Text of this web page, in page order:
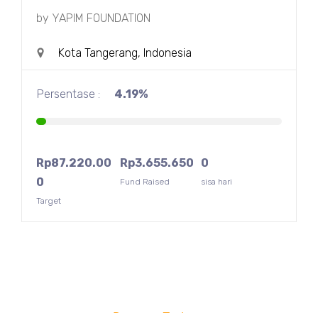
by YAPIM FOUNDATION
Kota Tangerang, Indonesia
Persentase : 4.19%
Rp87.220.00
0
Target
0
sisa hari
Rp3.655.650
Fund Raised